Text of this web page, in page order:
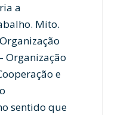
a
Mito.
Organização
e
sentido que